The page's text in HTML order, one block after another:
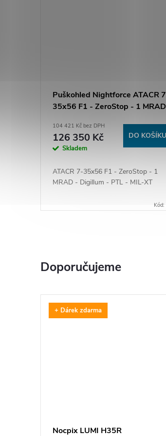
Puškohled Nightforce ATACR
35x56 F1 - ZeroStop - 1
104 421 Kč bez DPH
126 350 Kč
Skladem
DO KOŠÍKU
ATACR 7-35x56 F1 - ZeroStop - 1
MRAD - Digillum - PTL - MIL-XT
Kód:
Doporučujeme
+ Dárek zdarma
Nocpix LUMI H35R